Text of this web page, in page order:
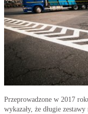
Przeprowadzone w 2017
wykazały, że długie